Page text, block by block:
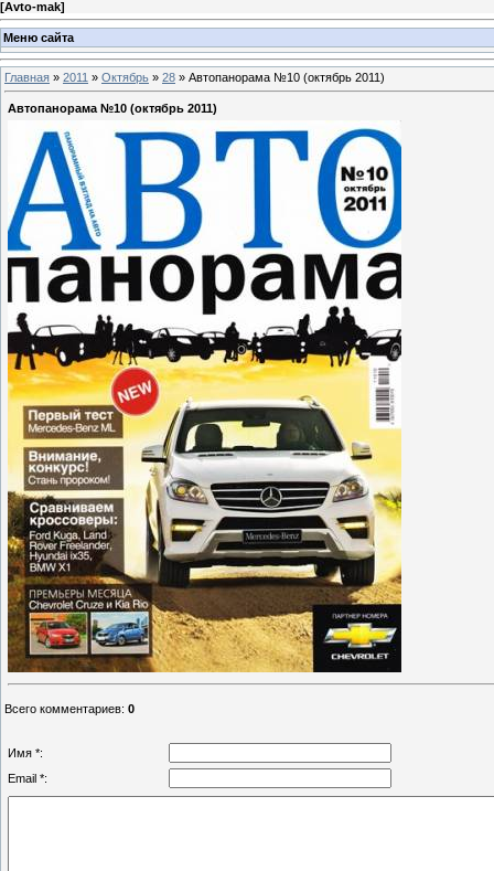
[Avto-mak]
Меню сайта
Главная » 2011 » Октябрь » 28 » Автопанорама №10 (октябрь 2011)
Автопанорама №10 (октябрь 2011)
Всего комментариев: 0
Имя *:
Email *: